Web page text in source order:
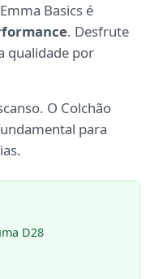
Basics é
. Desfrute
qualidade por
O Colchão
para
D28